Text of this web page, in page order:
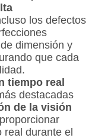
los defectos
dimensión y
que cada
tiempo real
destacadas
de la visión
real durante el